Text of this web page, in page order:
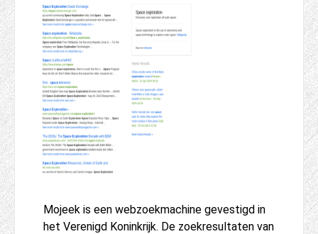
Mojeek is een webzoekmachine gevestigd in
het Verenigd Koninkrijk. De zoekresultaten van